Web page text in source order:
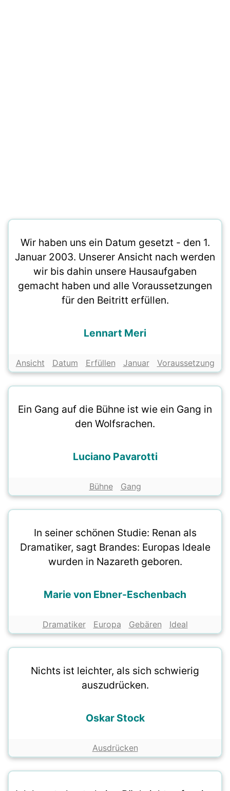
Wir haben uns ein Datum gesetzt - den 1.
Januar 2003. Unserer Ansicht nach werden
wir bis dahin unsere Hausaufgaben
gemacht haben und alle Voraussetzungen
für den Beitritt erfüllen.
Lennart Meri
Ansicht Datum Erfüllen Januar Voraussetzung
Ein Gang auf die Bühne ist wie ein Gang in
den Wolfsrachen.
Luciano Pavarotti
Bühne Gang
In seiner schönen Studie: Renan als
Dramatiker, sagt Brandes: Europas Ideale
wurden in Nazareth geboren.
Marie von Ebner-Eschenbach
Dramatiker Europa Gebären Ideal
Nichts ist leichter, als sich schwierig
auszudrücken.
Oskar Stock
Ausdrücken